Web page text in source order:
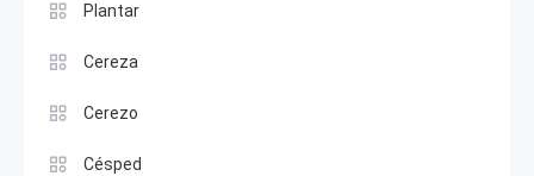
Plantar
Cereza
Cerezo
Césped